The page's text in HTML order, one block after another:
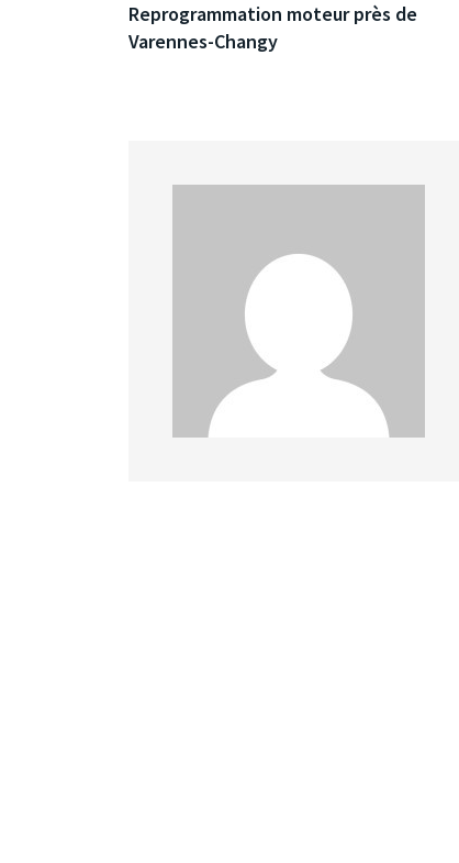
Reprogrammation moteur près de
Varennes-Changy